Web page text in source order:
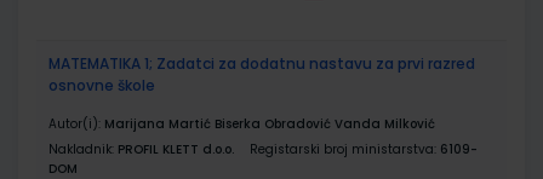
MATEMATIKA 1; Zadatci za dodatnu nastavu za prvi razred
osnovne škole
Autor(i): Marijana Martić Biserka Obradović Vanda Milković
Nakladnik: PROFIL KLETT d.o.o. Registarski broj ministarstva: 6109-
DOM